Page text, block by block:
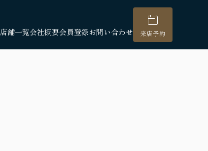
店舗一覧会社概要会員登録お問い合わせ 来店予約